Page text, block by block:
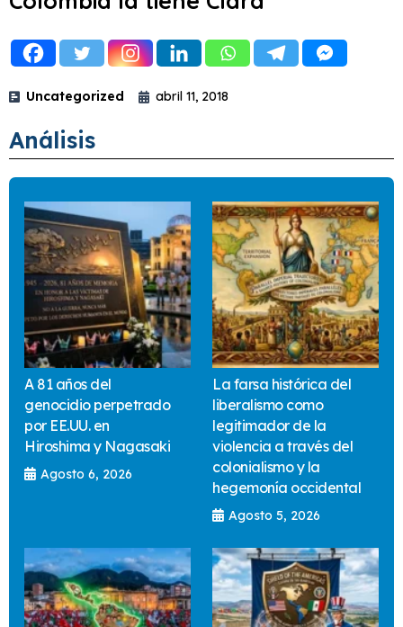
Uncategorized abril 11, 2018
Análisis
A 81 años del
genocidio perpetrado
por EE.UU. en
Hiroshima y Nagasaki
Agosto 6, 2026
La farsa histórica del
liberalismo como
legitimador de la
violencia a través del
colonialismo y la
hegemonía occidental
Agosto 5, 2026